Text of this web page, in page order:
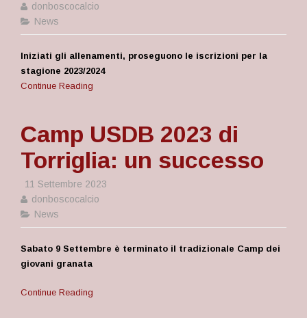
donboscocalcio
News
Iniziati gli allenamenti, proseguono le iscrizioni per la
stagione 2023/2024
Continue Reading
Camp USDB 2023 di
Torriglia: un successo
11 Settembre 2023
donboscocalcio
News
Sabato 9 Settembre è terminato il tradizionale Camp dei
giovani granata
Continue Reading